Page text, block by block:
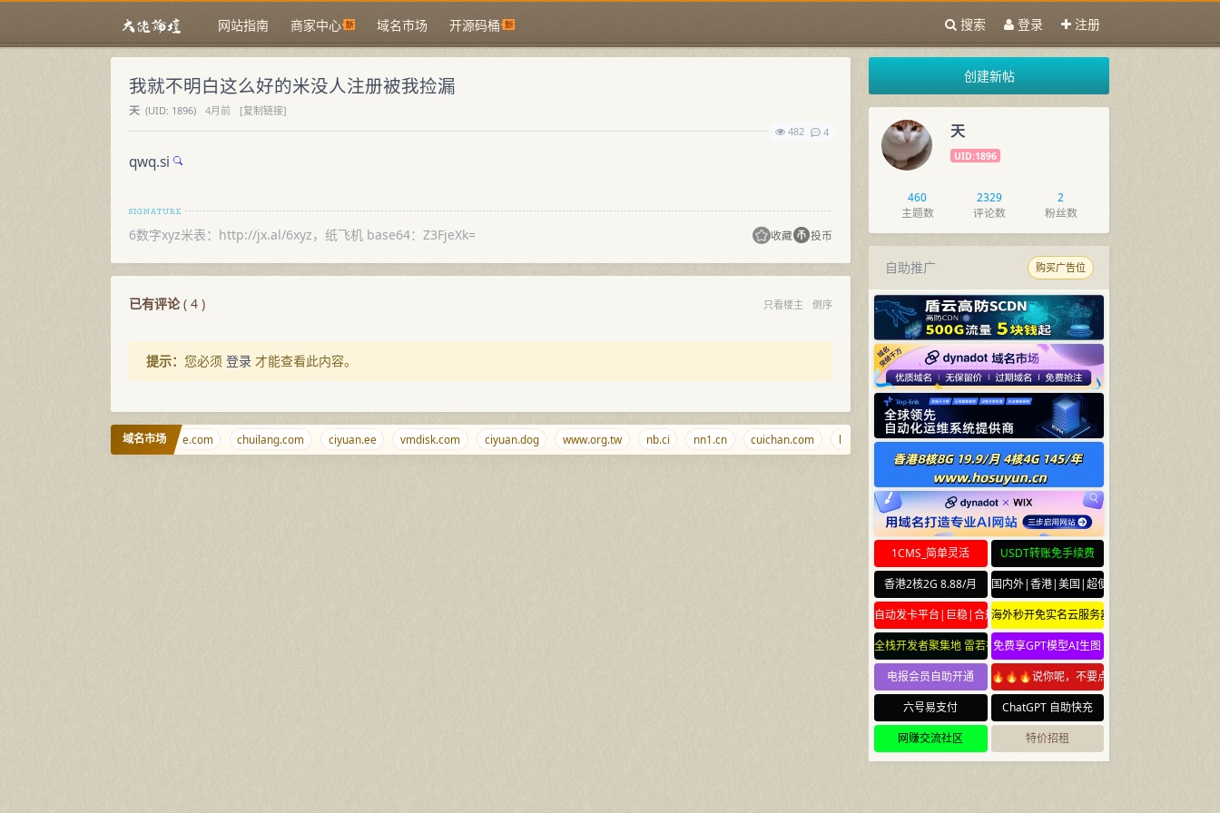
网站指南 商家中心 域名市场 开源码桶 搜索 登录 注册
我就不明白这么好的米没人注册被我捡漏
天 (UID: 1896) 4月前
[复制链接]
482
4
qwq.si
6数字xyz米表：http://jx.al/6xyz，纸飞机 base64：Z3FjeXk= 收藏 投币
已有评论( 4 ) 只看楼主 倒序
提示： 您必须 登录 才能查看此内容。
域名市场
caonidie.com chuilang.com ciyuan.ee vmdisk.com ciyuan.dog www.org.tw nb.ci nn1.cn cuichan.com lcann.org nima.bi bibi.bi 98765.net hanhaixingchen.com
创建新帖
天
UID:1896
460
主题数
2329
评论数
2
粉丝数
自助推广 购买广告位
1CMS_简单灵活
USDT转账免手续费
香港2核2G 8.88/月
国内外|香港|美国|超便宜云服务器
自动发卡平台|巨稳|合规海外秒开免实名云服务器
全栈开发者聚集地 雷若社区 leiruo.com
免费享GPT模型AI生图
电报会员自助开通
🔥🔥🔥说你呢，不要点🔥🔥🔥
六号易支付
ChatGPT 自助快充
网赚交流社区
特价招租